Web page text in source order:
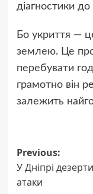
діагностики до
Бо укриття —
землею. Це
перебувати
грамотно він
залежить
Post
Previous:
У Дніпрі
атаки